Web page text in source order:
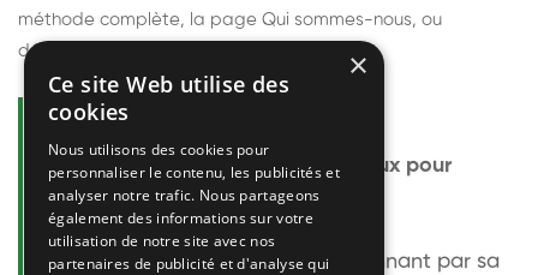
méthode complète, la page Qui sommes-nous, ou
découvrir
Questions fréquentes
Le frelon européen est-il dangereux pour
l'homme ?
Le frelon européen est impressionnant par sa
×
Ce site Web utilise des
cookies
Nous utilisons des cookies pour
personnaliser le contenu, les publicités et
analyser notre trafic. Nous partageons
également des informations sur votre
utilisation de notre site avec nos
partenaires de publicité et d'analyse qui